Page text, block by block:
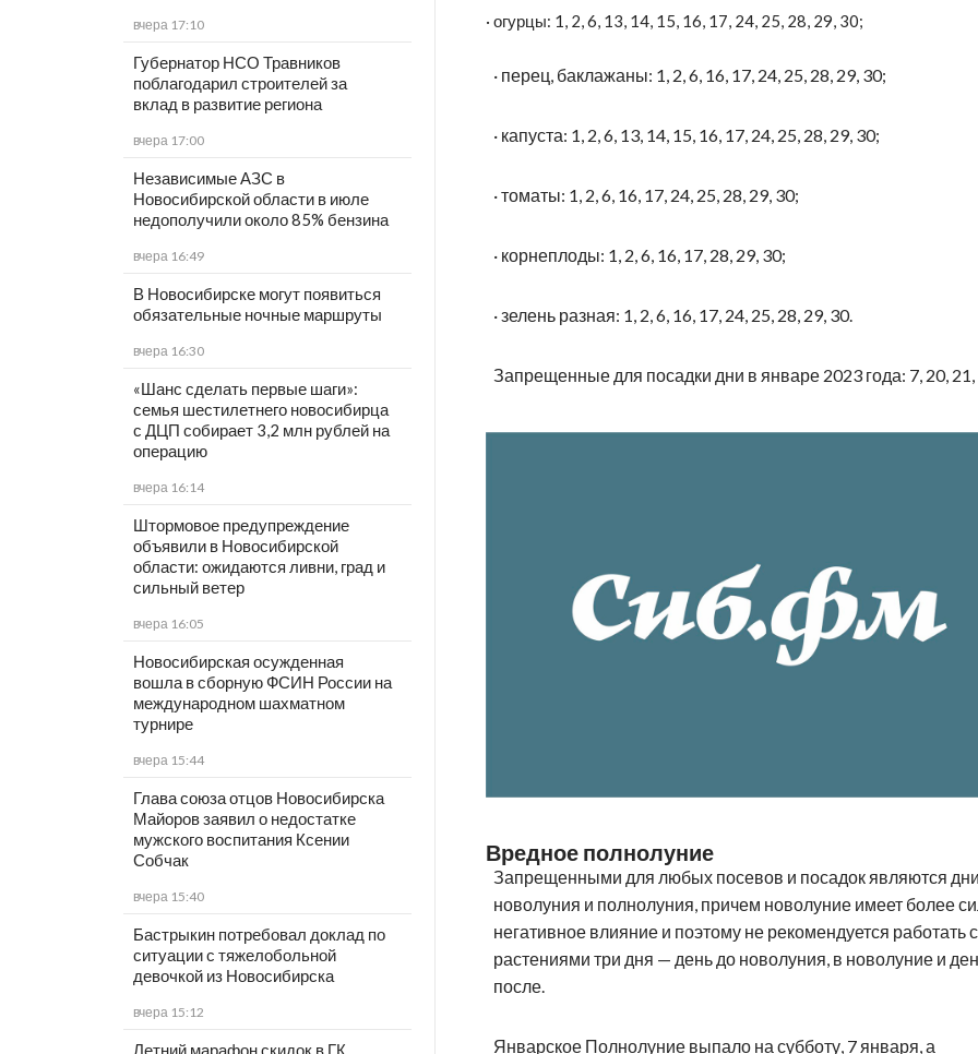
вчера 17:10
Губернатор НСО Травников
поблагодарил строителей за
вклад в развитие региона
вчера 17:00
Независимые АЗС в
Новосибирской области в июле
недополучили около 85% бензина
вчера 16:49
В Новосибирске могут появиться
обязательные ночные маршруты
вчера 16:30
«Шанс сделать первые шаги»:
семья шестилетнего новосибирца
с ДЦП собирает 3,2 млн рублей на
операцию
вчера 16:14
Штормовое предупреждение
объявили в Новосибирской
области: ожидаются ливни, град и
сильный ветер
вчера 16:05
Новосибирская осужденная
вошла в сборную ФСИН России на
международном шахматном
турнире
вчера 15:44
Глава союза отцов Новосибирска
Майоров заявил о недостатке
мужского воспитания Ксении
Собчак
вчера 15:40
Бастрыкин потребовал доклад по
ситуации с тяжелобольной
девочкой из Новосибирска
вчера 15:12
· огурцы: 1, 2, 6, 13, 14, 15, 16, 17, 24, 25, 28, 29, 30;
· перец, баклажаны: 1, 2, 6, 16, 17, 24, 25, 28, 29, 30;
· капуста: 1, 2, 6, 13, 14, 15, 16, 17, 24, 25, 28, 29, 30;
·томаты: 1, 2, 6, 16, 17, 24, 25, 28, 29, 30;
· корнеплоды: 1, 2, 6, 16, 17, 28, 29, 30;
·зелень разная: 1, 2, 6, 16, 17, 24, 25, 28, 29, 30.
Запрещенные для посадки дни в январе 2023 года: 7, 20, 21,
Вредное полнолуние
Запрещенными для любых посевов и посадок являются
новолуния и полнолуния, причем новолуние имеет более
негативное влияние и поэтому не рекомендуется работать с
растениями три дня — день до новолуния, в новолуние и
после.
Январское Полнолуние выпало на субботу, 7 января, а